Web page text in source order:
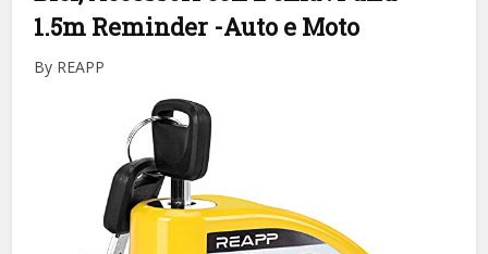
1.5m Reminder -Auto e Moto
By REAPP